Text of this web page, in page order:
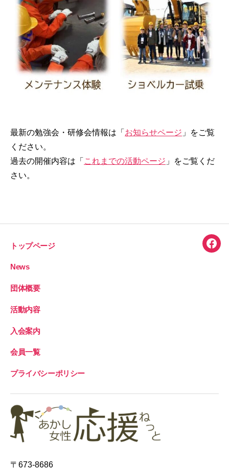
最新の勉強会・研修会情報は「 お知らせページ 」をご覧
ください。
過去の開催内容は「 これまでの活動ページ 」をご覧くだ
さい。
トップページ
News
団体概要
活動内容
入会案内
会員一覧
プライバシーポリシー
〒673-8686